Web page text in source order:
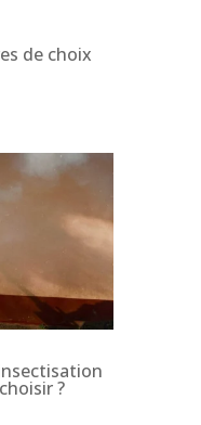
de choix
?